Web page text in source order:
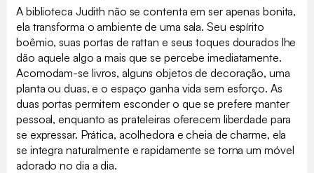
A biblioteca Judith não se contenta em ser apenas bonita,
ela transforma o ambiente de uma sala. Seu espírito
boêmio, suas portas de rattan e seus toques dourados lhe
dão aquele algo a mais que se percebe imediatamente.
Acomodam-se livros, alguns objetos de decoração, uma
planta ou duas, e o espaço ganha vida sem esforço. As
duas portas permitem esconder o que se prefere manter
pessoal, enquanto as prateleiras oferecem liberdade para
se expressar. Prática, acolhedora e cheia de charme, ela
se integra naturalmente e rapidamente se torna um móvel
adorado no dia a dia.